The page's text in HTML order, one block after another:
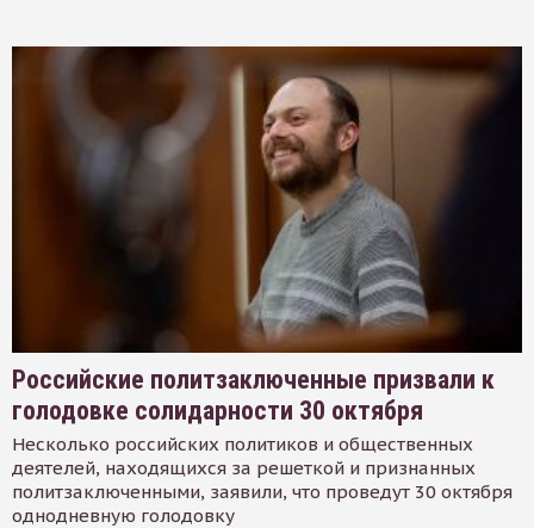
Российские политзаключенные призвали к
голодовке солидарности 30 октября
Несколько российских политиков и общественных
деятелей, находящихся за решеткой и признанных
политзаключенными, заявили, что проведут 30 октября
однодневную голодовку